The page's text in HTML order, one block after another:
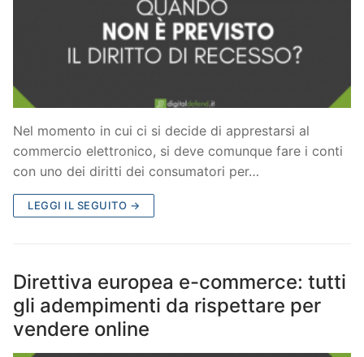
Nel momento in cui ci si decide di apprestarsi al
commercio elettronico, si deve comunque fare i conti
con uno dei diritti dei consumatori per…
LEGGI IL SEGUITO →
Direttiva europea e-commerce: tutti
gli adempimenti da rispettare per
vendere online